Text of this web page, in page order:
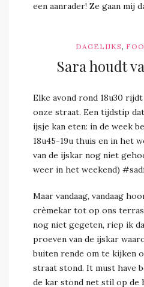
een aanrader! Ze gaan mij
DAGELIJKS,
Sara houdt
Elke avond rond 18u30
onze straat. Een tijdstip
ijsje kan eten: in de week
18u45-19u thuis en in het
van de ijskar nog niet
weer in het weekend)
Maar vandaag, vandaag
crèmekar tot op ons
nog niet gegeten, riep ik
proeven van de ijskar
buiten rende om te kijken
straat stond. It must have
de kar stond net stil op de